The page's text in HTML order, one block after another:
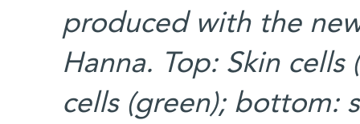
produced with the
Hanna. Top: Skin cells
cells (green); bottom: